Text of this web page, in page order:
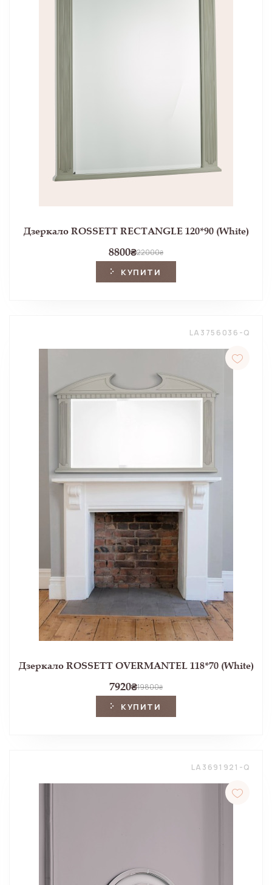
Дзеркало ROSSETT RECTANGLE 120*90 (White)
8800₴22000₴
КУПИТИ
LA3756036-Q
Дзеркало ROSSETT OVERMANTEL 118*70 (White)
7920₴19800₴
КУПИТИ
LA3691921-Q